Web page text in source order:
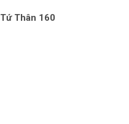
Tứ Thân 160